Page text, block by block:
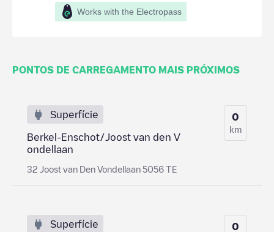
Works with the Electropass
PONTOS DE CARREGAMENTO MAIS PRÓXIMOS
Superfície
Berkel-Enschot/Joost van den V
ondellaan
32 Joost van Den Vondellaan 5056 TE
0
km
Superfície 0